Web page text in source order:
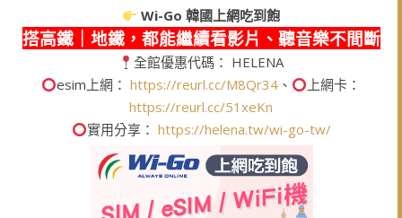
Wi-Go韓國上網吃到飽
搭高鐵｜地鐵，都能繼續看影片、聽音樂不間斷
全館優惠代碼： HELENA
esim上網： https://reurl.cc/M8Qr34 、
上網卡：
https://reurl.cc/51xeKn
實用分享： https://helena.tw/wi-go-tw/